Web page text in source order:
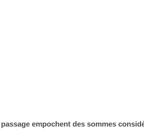
empochent des sommes